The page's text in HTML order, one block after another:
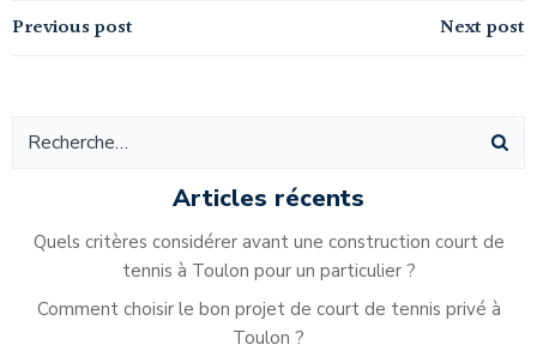
Navigation
l’article
Previous post Navigation
Next post
Articles récents
Quels critères considérer avant une construction court de
tennis à Toulon pour un particulier ?
Comment choisir le bon projet de court de tennis privé à
Toulon ?